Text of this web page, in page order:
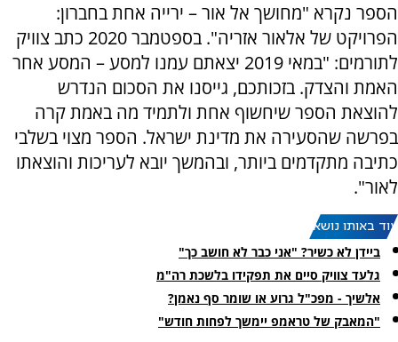
הספר נקרא "מחושך אל אור – ירייה אחת בחברון:
הפרויקט של אלאור אזריה".
בספטמבר 2020 כתב צוויק
לתורמים: "במאי 2019 יצאתם עמנו למסע – המסע אחר
האמת והצדק. בזכותכם, גייסנו את הסכום הנדרש
להוצאת הספר שיחשוף אחת ולתמיד מה באמת קרה
בפרשה שהסעירה את מדינת ישראל. הספר מצוי בשלבי
כתיבה מתקדמים ביותר, ובהמשך יובא לעריכות והוצאתו
לאור".
עוד באותו נושא:
ביידן לא כשיר? "אני כבר לא חושב כך"
גלעד צוויק סיים את תפקידו בלשכת רה"מ
אלשיך - מפכ"ל גרוע או שומר סף נאמן?
"המאבק של טראמפ יימשך לפחות חודש"